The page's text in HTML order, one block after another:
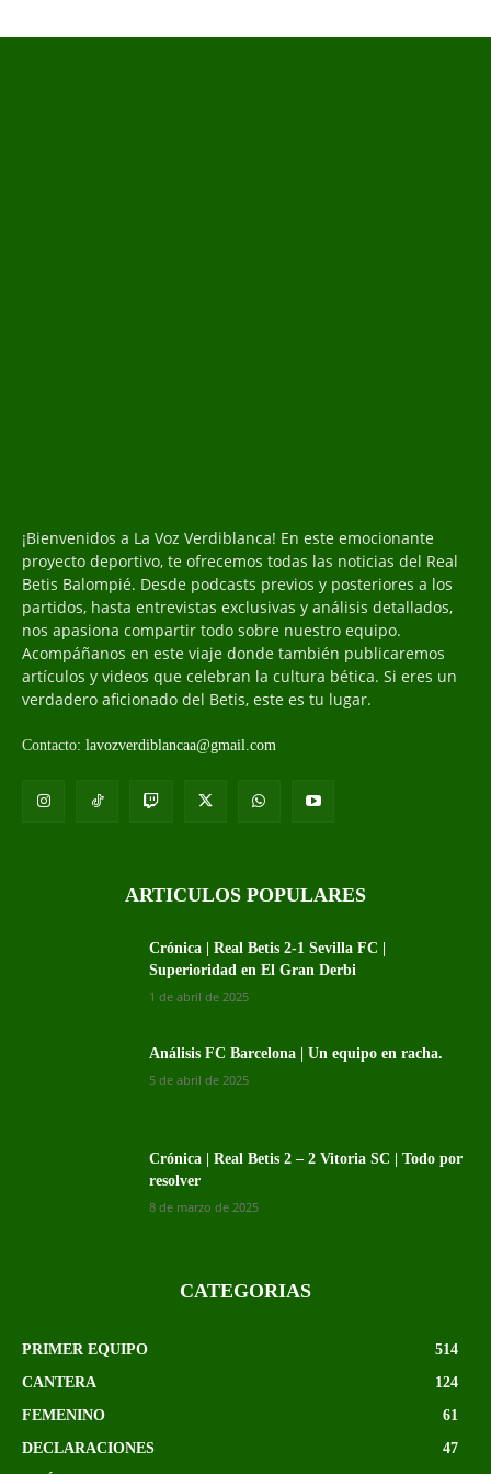
¡Bienvenidos a La Voz Verdiblanca! En este emocionante
proyecto deportivo, te ofrecemos todas las noticias del Real
Betis Balompié. Desde podcasts previos y posteriores a los
partidos, hasta entrevistas exclusivas y análisis detallados,
nos apasiona compartir todo sobre nuestro equipo.
Acompáñanos en este viaje donde también publicaremos
artículos y videos que celebran la cultura bética. Si eres un
verdadero aficionado del Betis, este es tu lugar.
Contacto: lavozverdiblancaa@gmail.com
ARTICULOS POPULARES
Crónica | Real Betis 2-1 Sevilla FC |
Superioridad en El Gran Derbi
1 de abril de 2025
Análisis FC Barcelona | Un equipo en racha.
5 de abril de 2025
Crónica | Real Betis 2 – 2 Vitoria SC | Todo por
resolver
8 de marzo de 2025
CATEGORIAS
PRIMER EQUIPO
514
CANTERA
124
FEMENINO
61
DECLARACIONES
47